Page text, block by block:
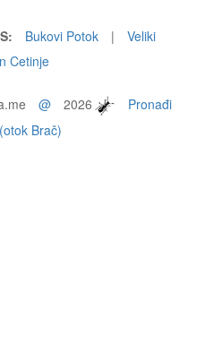
Bukovi Potok |
Veliki
Cetinje
@ 2026
Pronađi
Brač)